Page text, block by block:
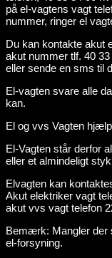
på el-vagtens vagt
nummer, ringer el
Du kan kontakte akut
akut nummer tlf. 40 33
eller sende en sms til
El-vagten svare alle
kan.
El og vvs Vagten
El-Vagten står derfor
eller et almindeligt
Elvagten kan
Akut elektriker vagt
akut vvs vagt telefon
Bemærk: Mangler der
el-forsyning.